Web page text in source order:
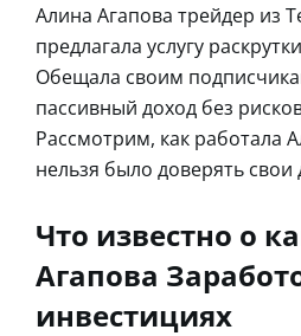
Алина Агапова трейдер из
предлагала услугу
Обещала своим
пассивный доход без
Рассмотрим, как работала
нельзя было доверять свои
Что известно о
Агапова
инвестициях